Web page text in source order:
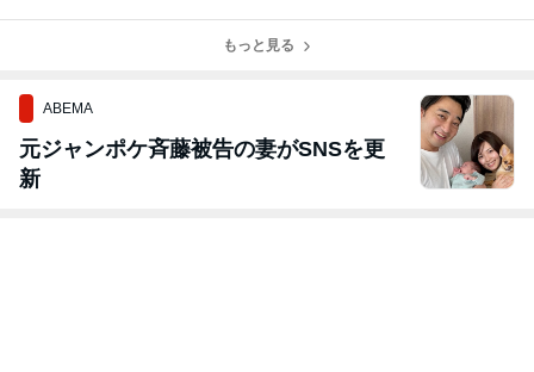
ー店 オープン
もっと見る
ABEMA
元ジャンポケ斉藤被告の妻がSNSを更
新